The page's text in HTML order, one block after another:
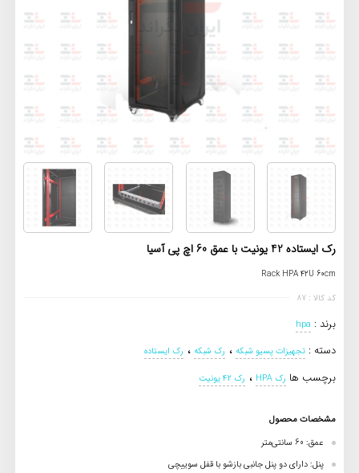
رک ایستاده 42 یونیت با عمق 60 اچ پی آسیا
Rack HPA 42U 60cm
کد کالا : 87
برند : hpa
دسته : تجهیزات پسیو شبکه ، رک شبکه ، رک ایستاده
برچسب ها رک HPA ، رک 42 یونیت
مشخصات محصول
عمق: 60 سانتی‌متر
پنل: دارای دو پنل جانبی بازشو با قفل سوییچی